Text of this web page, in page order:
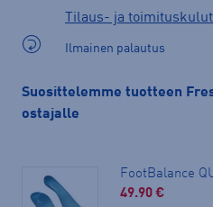
Tilaus- ja toimituskulut
Ilmainen palautus
Suosittelemme tuotteen
ostajalle
FootBalance
49.90 €